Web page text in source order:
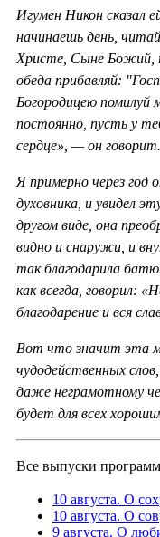
Игумен Никон сказал
начинаешь день,
Христе, Сыне Божий,
обеда прибавляй:
Богородицею
постоянно, пусть у
сердце», — он говорит.
Я примерно через год
духовника, и увидел
другом виде, она
видно и снаружи, и
так благодарила
как всегда, говорил:
благодарение и вся
Вот что значит эта
чудодейственных
даже неграмотному
будет для всех
Все выпуски
10 августа. О
10 августа. О
9 августа. О